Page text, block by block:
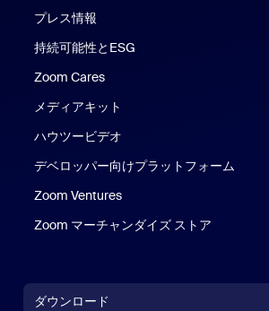
プレス情報
持続可能性とESG
Zoom Cares
メディアキット
ハウツービデオ
デベロッパー向けプラットフォーム
Zoom Ventures
Zoom マーチャンダイズ ストア
ダウンロード